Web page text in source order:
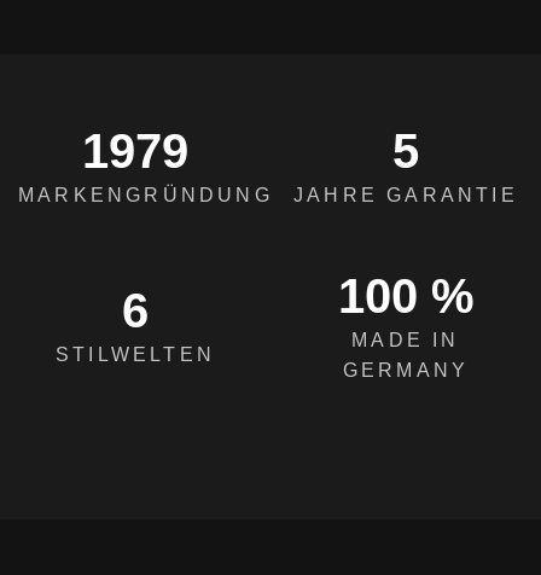
1979
MARKENGRÜNDUNG
5
JAHRE GARANTIE
6
STILWELTEN
100 %
MADE IN
GERMANY